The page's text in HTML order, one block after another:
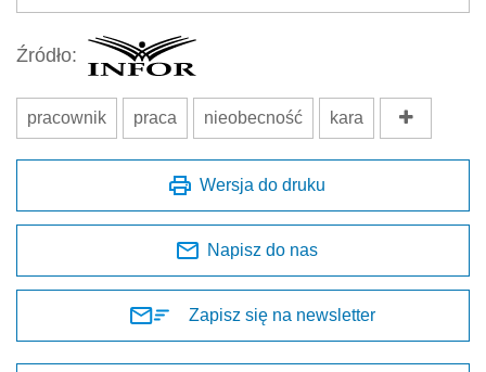
Źródło:
pracownik praca nieobecność kara
Wersja do druku
Napisz do nas
Zapisz się na newsletter